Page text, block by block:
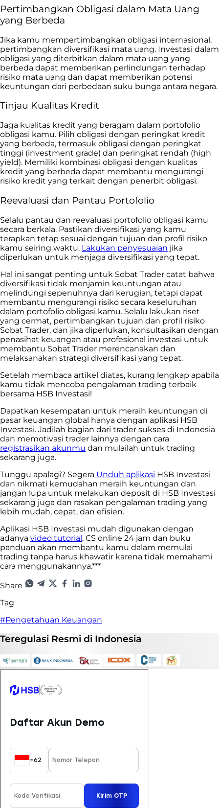
Pertimbangkan Obligasi dalam Mata Uang
yang Berbeda
Jika kamu mempertimbangkan obligasi internasional,
pertimbangkan diversifikasi mata uang. Investasi dalam
obligasi yang diterbitkan dalam mata uang yang
berbeda dapat memberikan perlindungan terhadap
risiko mata uang dan dapat memberikan potensi
keuntungan dari perbedaan suku bunga antara negara.
Tinjau Kualitas Kredit
Jaga kualitas kredit yang beragam dalam portofolio
obligasi kamu. Pilih obligasi dengan peringkat kredit
yang berbeda, termasuk obligasi dengan peringkat
tinggi (investment grade) dan peringkat rendah (high
yield). Memiliki kombinasi obligasi dengan kualitas
kredit yang berbeda dapat membantu mengurangi
risiko kredit yang terkait dengan penerbit obligasi.
Reevaluasi dan Pantau Portofolio
Selalu pantau dan reevaluasi portofolio obligasi kamu
secara berkala. Pastikan diversifikasi yang kamu
terapkan tetap sesuai dengan tujuan dan profil risiko
kamu seiring waktu. Lakukan penyesuaian jika
diperlukan untuk menjaga diversifikasi yang tepat.
Hal ini sangat penting untuk Sobat Trader catat bahwa
diversifikasi tidak menjamin keuntungan atau
melindungi sepenuhnya dari kerugian, tetapi dapat
membantu mengurangi risiko secara keseluruhan
dalam portofolio obligasi kamu. Selalu lakukan riset
yang cermat, pertimbangkan tujuan dan profil risiko
Sobat Trader, dan jika diperlukan, konsultasikan dengan
penasihat keuangan atau profesional investasi untuk
membantu Sobat Trader merencanakan dan
melaksanakan strategi diversifikasi yang tepat.
Setelah membaca artikel diatas, kurang lengkap apabila
kamu tidak mencoba pengalaman trading terbaik
bersama HSB Investasi!
Dapatkan kesempatan untuk meraih keuntungan di
pasar keuangan global hanya dengan aplikasi HSB
Investasi. Jadilah bagian dari trader sukses di Indonesia
dan memotivasi trader lainnya dengan cara
registrasikan akunmu dan mulailah untuk trading
sekarang juga.
Tunggu apalagi? Segera Unduh aplikasi HSB Investasi
dan nikmati kemudahan meraih keuntungan dan
jangan lupa untuk melakukan deposit di HSB Investasi
sekarang juga dan rasakan pengalaman trading yang
lebih mudah, cepat, dan efisien.
Aplikasi HSB Investasi mudah digunakan dengan
adanya video tutorial, CS online 24 jam dan buku
panduan akan membantu kamu dalam memulai
trading tanpa harus khawatir karena tidak memahami
cara menggunakannya.***
Share
Tag
#Pengetahuan Keuangan
Teregulasi Resmi di Indonesia